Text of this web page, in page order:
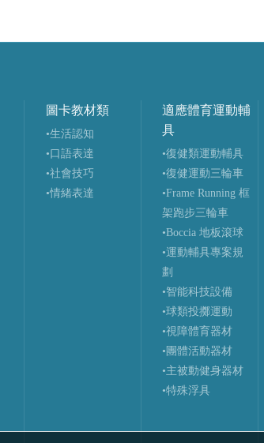
圖卡教材類
•生活認知
•口語表達
•社會技巧
•情緒表達
適應體育運動輔
具
•復健類運動輔具
•復健運動三輪車
•Frame Running 框
架跑步三輪車
•Boccia 地板滾球
•運動輔具專案規
劃
•智能科技設備
•球類投擲運動
•視障體育器材
•團體活動器材
•主被動健身器材
•特殊浮具